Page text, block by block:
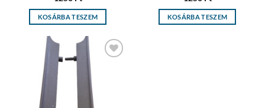
KOSÁRBA TESZEM KOSÁRBA TESZEM